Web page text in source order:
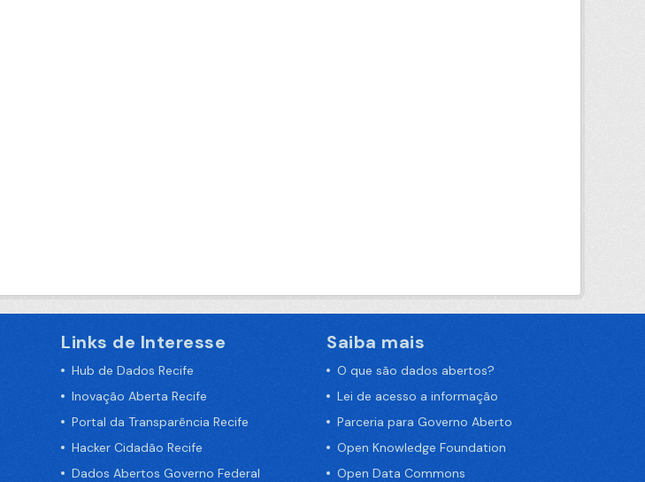
Links de Interesse
Hub de Dados Recife
Inovação Aberta Recife
Portal da Transparência Recife
Hacker Cidadão Recife
Dados Abertos Governo Federal
Saiba mais
O que são dados abertos?
Lei de acesso a informação
Parceria para Governo Aberto
Open Knowledge Foundation
Open Data Commons